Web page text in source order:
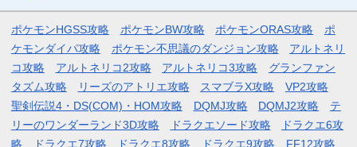
ポケモンHGSS攻略 ポケモンBW攻略 ポケモンORAS攻略
ポ
ケモンダイパ攻略
ポケモン不思議のダンジョン攻略
アルトネリ
コ攻略
アルトネリコ2攻略 アルトネリコ3攻略
グランファン
タズム攻略
リーズのアトリエ攻略 スマブラX攻略
VP2攻略
聖剣伝説4・DS(COM)・HOM攻略
DQMJ攻略 DQMJ2攻略
テ
リーのワンダーランド3D攻略
ドラクエソード攻略
ドラクエ6攻
略
ドラクエ7攻略 ドラクエ8攻略 ドラクエ9攻略 FF12攻略